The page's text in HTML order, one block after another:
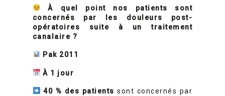
l’article
l’article
À quel point nos patients sont
concernés par les douleurs post-
opératoires suite à un traitement
canalaire ?
Pak 2011
À 1 jour
40 % des patients sont concernés par